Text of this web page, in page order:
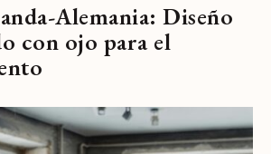
Alemania: Diseño
con ojo para el